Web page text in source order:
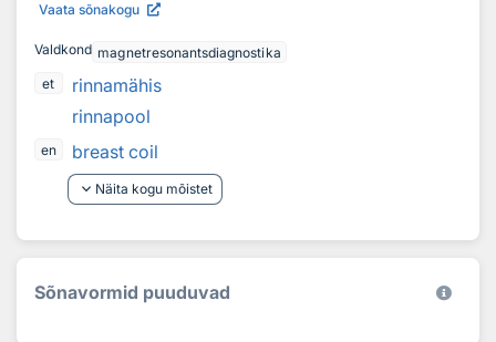
Vaata sõnakogu
Valdkond magnetresonantsdiagnostika
et
rinnamähis
rinnapool
en
breast coil
keyboard_arrow_down Näita kogu mõistet
Sõnavormid puuduvad